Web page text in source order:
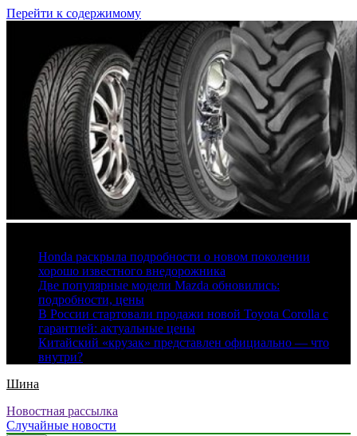
Перейти к содержимому
Honda раскрыла подробности о новом поколении
хорошо известного внедорожника
Две популярные модели Mazda обновились:
подробности, цены
В России стартовали продажи новой Toyota Corolla с
гарантией: актуальные цены
Китайский «крузак» представлен официально — что
внутри?
Шина
Новостная рассылка
Случайные новости